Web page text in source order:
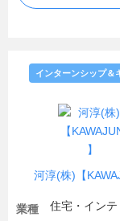
河淳(株)【
インターンシップ＆
業種
住宅・インテ